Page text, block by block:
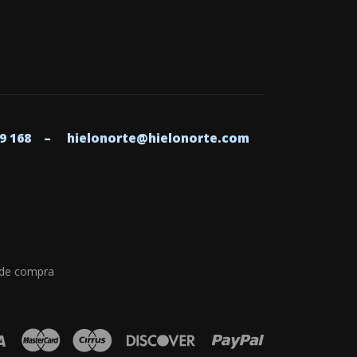
168 – hielonorte@hielonorte.com
compra